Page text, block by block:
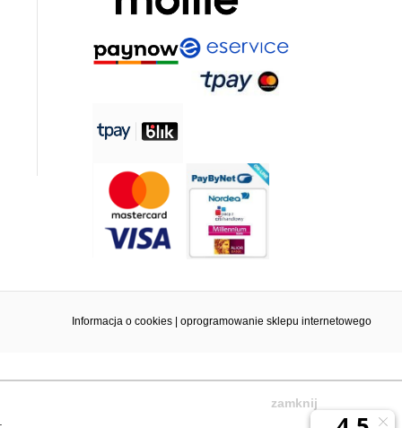
Informacja o cookies| oprogramowanie sklepu internetowego
zamknij